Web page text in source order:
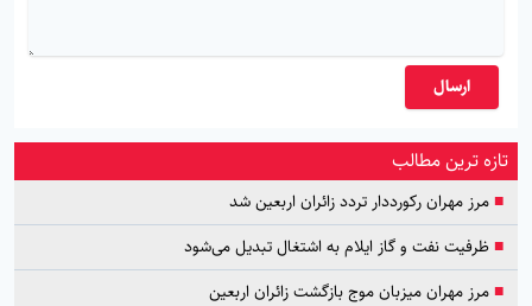
ارسال
تازه ترین مطالب
■مرز مهران رکورددار تردد زائران اربعین شد
■ظرفیت نفت و گاز ایلام به اشتغال تبدیل می‌شود
■مرز مهران میزبان موج بازگشت زائران اربعین